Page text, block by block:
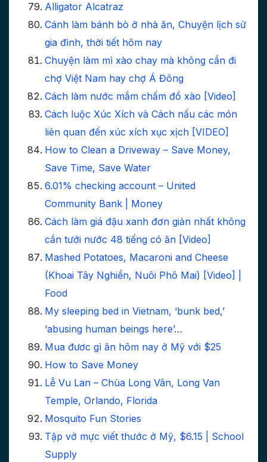
Alligator Alcatraz
Cánh làm bánh bò ở nhà ăn, Chuyện lịch sử
gia đình, thời tiết hôm nay
Chuyện làm mì xào chay mà không cần đi
chợ Việt Nam hay chợ Á Đông
Cách làm nước mắm chấm đồ xào [Video]
Cách luộc Xúc Xích và Cách nấu các món
liên quan đến xúc xích xục xịch [VIDEO]
How to Clean a Driveway – Save Money,
Save Time, Save Water
6.01% checking account – United
Community Bank | Money
Cách làm giá đậu xanh đơn giản nhất không
cần tưới nước 48 tiếng có ăn [Video]
Mashed Potatoes, Macaroni and Cheese
(Khoai Tây Nghiền, Nuôi Phô Mai) [Video] |
Food
My sleeping bed in Vietnam, ‘bunk bed,’
‘abusing human beings here’…
Mua đươc gì ăn hôm nay ở Mỹ với $25
How to Save Money
Lễ Vu Lan – Chùa Long Vân, Long Van
Temple, Orlando, Florida
Mosquito Fun Stories
Tập vở mực viết thước ở Mỹ, $6.15 | School
Supply